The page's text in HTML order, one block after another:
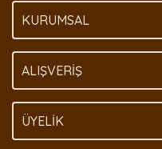
KURUMSAL
ALIŞVERİŞ
ÜYELİK